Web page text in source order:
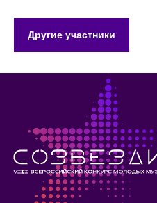
Другие участники